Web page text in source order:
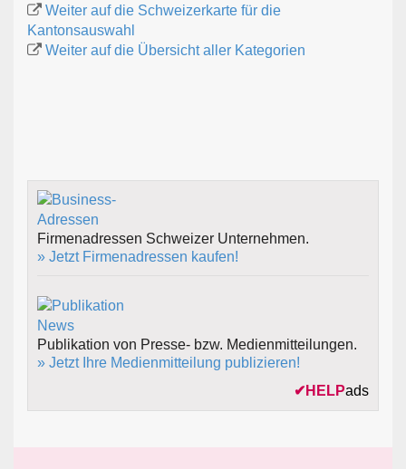
Weiter auf die Schweizerkarte für die
Kantonsauswahl
Weiter auf die Übersicht aller Kategorien
Firmenadressen Schweizer Unternehmen.
» Jetzt Firmenadressen kaufen!
Publikation von Presse- bzw. Medienmitteilungen.
» Jetzt Ihre Medienmitteilung publizieren!
✔ HELPads